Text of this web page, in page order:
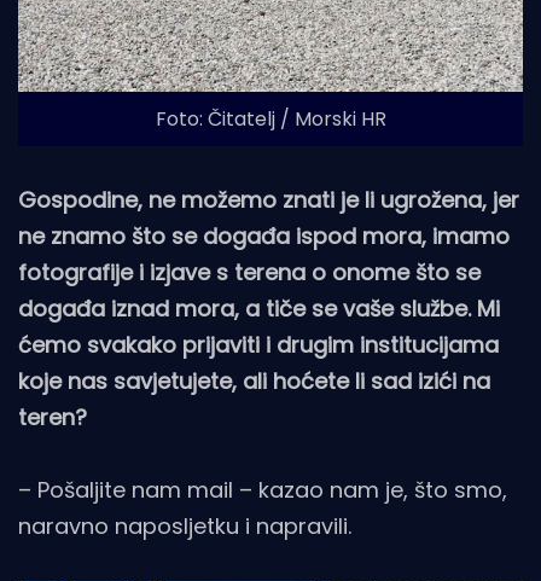
Foto: Čitatelj / Morski HR
Gospodine, ne možemo znati je li ugrožena, jer
ne znamo što se događa ispod mora, imamo
fotografije i izjave s terena o onome što se
događa iznad mora, a tiče se vaše službe. Mi
ćemo svakako prijaviti i drugim institucijama
koje nas savjetujete, ali hoćete li sad izići na
teren?
– Pošaljite nam mail – kazao nam je, što smo,
naravno naposljetku i napravili.